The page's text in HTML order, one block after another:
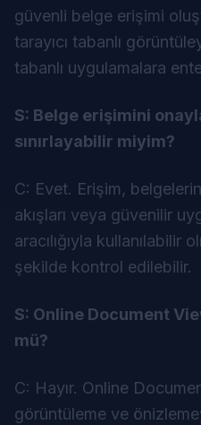
güvenli belge erişimi
tarayıcı tabanlı
tabanlı uygulamalara
S: Belge erişimini
sınırlayabilir miyim?
C: Evet. Erişim,
akışları veya güvenilir
aracılığıyla kullanılabilir
şekilde kontrol edilebilir.
S: Online Document
mü?
C: Hayır. Online
görüntüleme ve